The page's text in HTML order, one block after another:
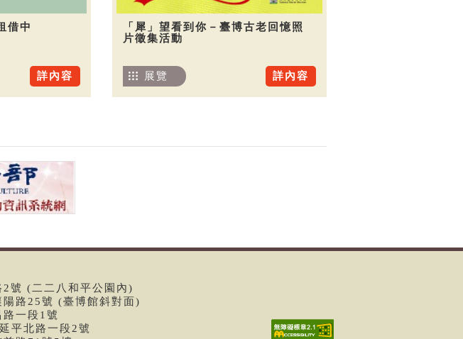
借中
詳內容
「犀」望看到你－臺博古老回憶照
片徵集活動
詳內容
展覽
號 (二二八和平公園內)
路25號 (臺博館斜對面)
一段1號
平北路一段2號